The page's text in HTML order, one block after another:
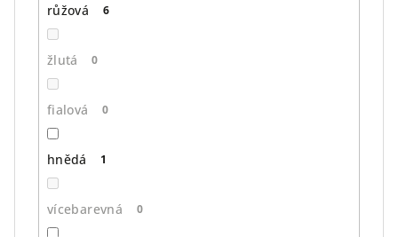
růžová 6
žlutá 0
fialová 0
hnědá 1
vícebarevná 0